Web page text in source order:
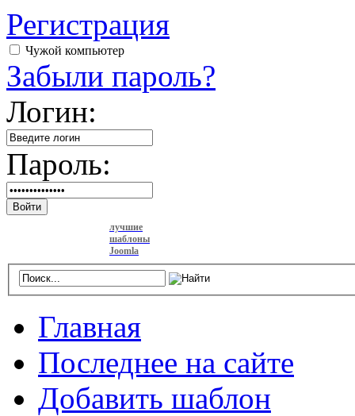
Регистрация
Чужой компьютер
Забыли пароль?
Логин:
Пароль:
Войти
лучшие
шаблоны
Joomla
Главная
Последнее на сайте
Добавить шаблон